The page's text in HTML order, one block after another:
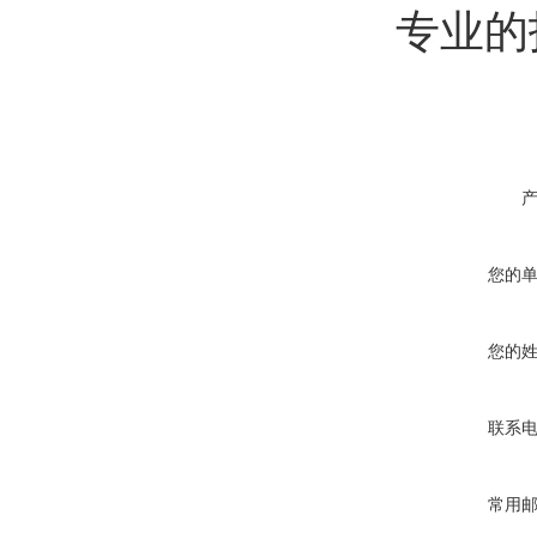
专业
您的
您的
联系
常用